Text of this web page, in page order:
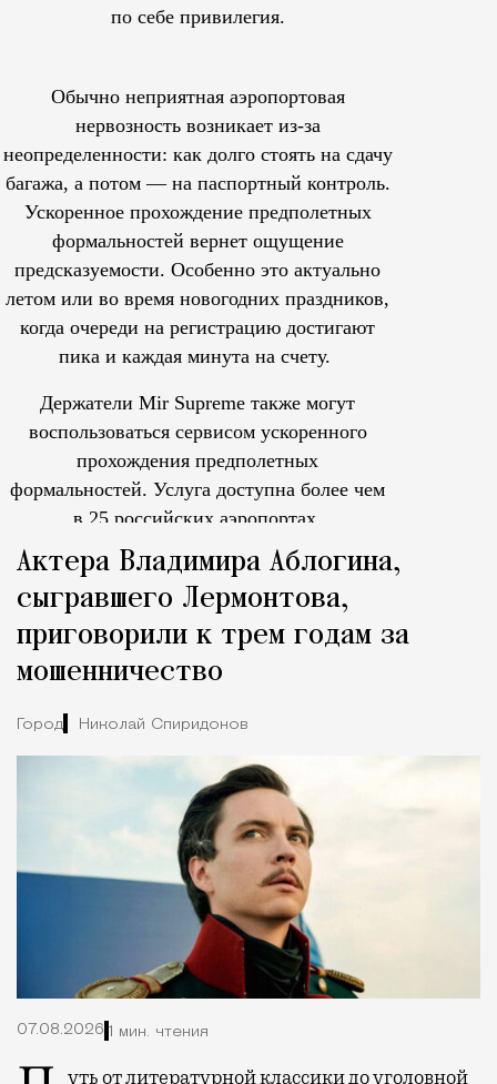
по себе привилегия.
Обычно неприятная аэропортовая
нервозность возникает из-за
неопределенности: как долго стоять на сдачу
багажа, а потом — на паспортный контроль.
Ускоренное прохождение предполетных
формальностей вернет ощущение
предсказуемости. Особенно это актуально
летом или во время новогодних праздников,
когда очереди на регистрацию достигают
пика и каждая минута на счету.
Держатели Mir Supreme также могут
воспользоваться сервисом ускоренного
прохождения предполетных
формальностей. Услуга доступна более чем
в 25 российских аэропортах.
Актера Владимира Аблогина,
сыгравшего Лермонтова,
приговорили к трем годам за
мошенничество
Город Николай Спиридонов
07.08.2026 1 мин. чтения